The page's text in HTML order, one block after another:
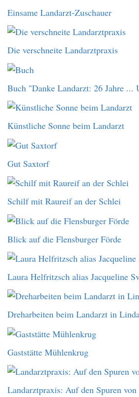
Einsame Landarzt-Zuschauer
Die verschneite Landarztpraxis
Buch "Danke Landarzt: 26 Jahre ...
Künstliche Sonne beim Landarzt
Gut Saxtorf
Schilf mit Raureif an der Schlei
Blick auf die Flensburger Förde
Laura Helfritzsch alias Jacqueline
Dreharbeiten beim Landarzt in
Gaststätte Mühlenkrug
Landarztpraxis: Auf den Spuren von